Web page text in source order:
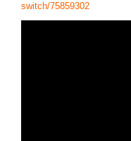
switch/75859302